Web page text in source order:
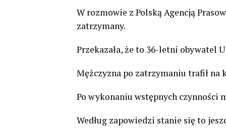
W rozmowie z Polską Agencją
zatrzymany.
Przekazała, że to 36-letni obywatel
Mężczyzna po zatrzymaniu trafił na
Po wykonaniu wstępnych czynności
Według zapowiedzi stanie się to